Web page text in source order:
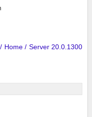
Home / Server 20.0.1300